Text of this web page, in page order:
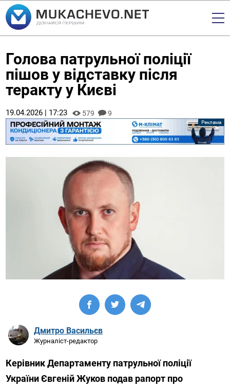
Голова патрульної поліції
пішов у відставку після
теракту у Києві
19.04.2026 | 17:23 579 9
Дмитро Васильєв
Журналіст-редактор
Керівник Департаменту патрульної поліції
України Євгеній Жуков подав рапорт про